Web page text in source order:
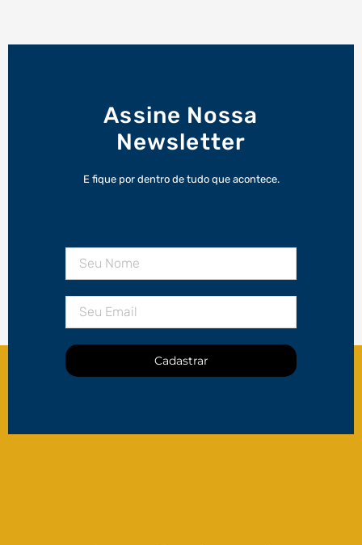
Assine Nossa
Newsletter
E fique por dentro de tudo que acontece.
Cadastrar